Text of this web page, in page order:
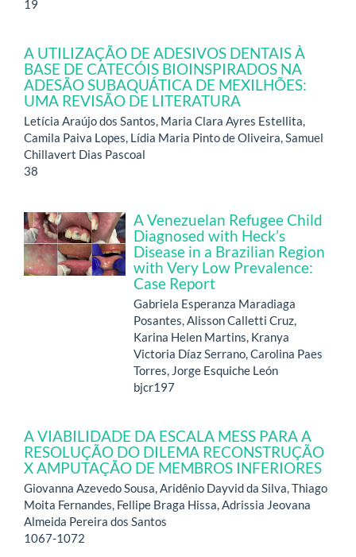
19
A UTILIZAÇÃO DE ADESIVOS DENTAIS À
BASE DE CATECÓIS BIOINSPIRADOS NA
ADESÃO SUBAQUÁTICA DE MEXILHÕES:
UMA REVISÃO DE LITERATURA
Letícia Araújo dos Santos, Maria Clara Ayres Estellita,
Camila Paiva Lopes, Lídia Maria Pinto de Oliveira, Samuel
Chillavert Dias Pascoal
38
A Venezuelan Refugee Child
Diagnosed with Heck’s
Disease in a Brazilian Region
with Very Low Prevalence:
Case Report
Gabriela Esperanza Maradiaga
Posantes, Alisson Calletti Cruz,
Karina Helen Martins, Kranya
Victoria Díaz Serrano, Carolina Paes
Torres, Jorge Esquiche León
bjcr197
A VIABILIDADE DA ESCALA MESS PARA A
RESOLUÇÃO DO DILEMA RECONSTRUÇÃO
X AMPUTAÇÃO DE MEMBROS INFERIORES
Giovanna Azevedo Sousa, Aridênio Dayvid da Silva, Thiago
Moita Fernandes, Fellipe Braga Hissa, Adrissia Jeovana
Almeida Pereira dos Santos
1067-1072